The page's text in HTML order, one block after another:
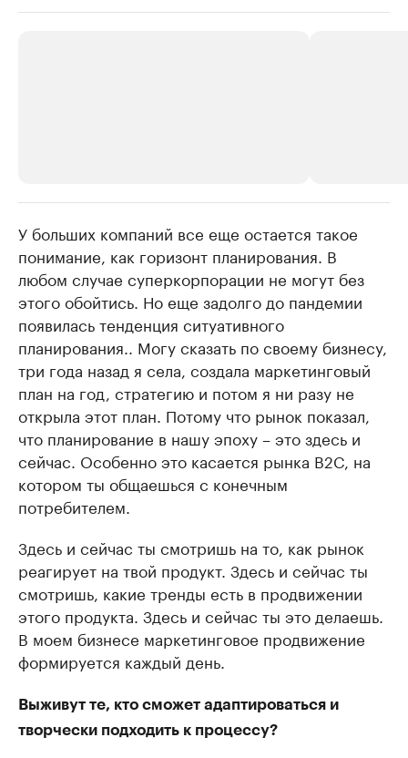
РБК Компании
Крупнейшие производители и
продавцы медийной продукции
Ознакомьтесь с информацией в каталоге
Страховые
Посмотрите в
У больших компаний все еще остается такое
понимание, как горизонт планирования. В
любом случае суперкорпорации не могут без
этого обойтись. Но еще задолго до пандемии
появилась тенденция ситуативного
планирования.. Могу сказать по своему бизнесу,
три года назад я села, создала маркетинговый
план на год, стратегию и потом я ни разу не
открыла этот план. Потому что рынок показал,
что планирование в нашу эпоху – это здесь и
сейчас. Особенно это касается рынка B2C, на
котором ты общаешься с конечным
потребителем.
Здесь и сейчас ты смотришь на то, как рынок
реагирует на твой продукт. Здесь и сейчас ты
смотришь, какие тренды есть в продвижении
этого продукта. Здесь и сейчас ты это делаешь.
В моем бизнесе маркетинговое продвижение
формируется каждый день.
Выживут те, кто сможет адаптироваться и
творчески подходить к процессу?